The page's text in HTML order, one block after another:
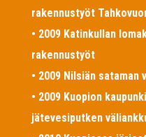
rakennustyöt
• 2009 Katinkullan
rakennustyöt
• 2009 Nilsiän
• 2009 Kuopion
jätevesiputken